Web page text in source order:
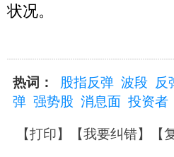
状况。
热词： 股指反弹 波段 反
弹 强势股 消息面 投资者
【打印】【我要纠错】【